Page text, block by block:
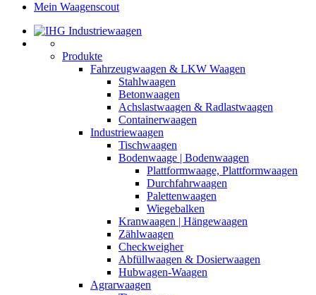
Mein Waagenscout
Produkte
Fahrzeugwaagen & LKW Waagen
Stahlwaagen
Betonwaagen
Achslastwaagen & Radlastwaagen
Containerwaagen
Industriewaagen
Tischwaagen
Bodenwaage | Bodenwaagen
Plattformwaage, Plattformwaagen
Durchfahrwaagen
Palettenwaagen
Wiegebalken
Kranwaagen | Hängewaagen
Zählwaagen
Checkweigher
Abfüllwaagen & Dosierwaagen
Hubwagen-Waagen
Agrarwaagen